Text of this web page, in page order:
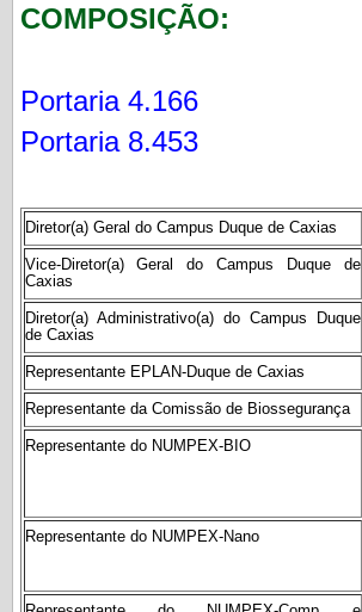
COMPOSIÇÃO:
Portaria 4.166
Portaria 8.453
Diretor(a) Geral do Campus Duque de Caxias
Vice-Diretor(a) Geral do Campus Duque de
Caxias
Diretor(a) Administrativo(a) do Campus Duque
de Caxias
Representante EPLAN-Duque de Caxias
Representante da Comissão de Biossegurança
Representante do NUMPEX-BIO
Representante do NUMPEX-Nano